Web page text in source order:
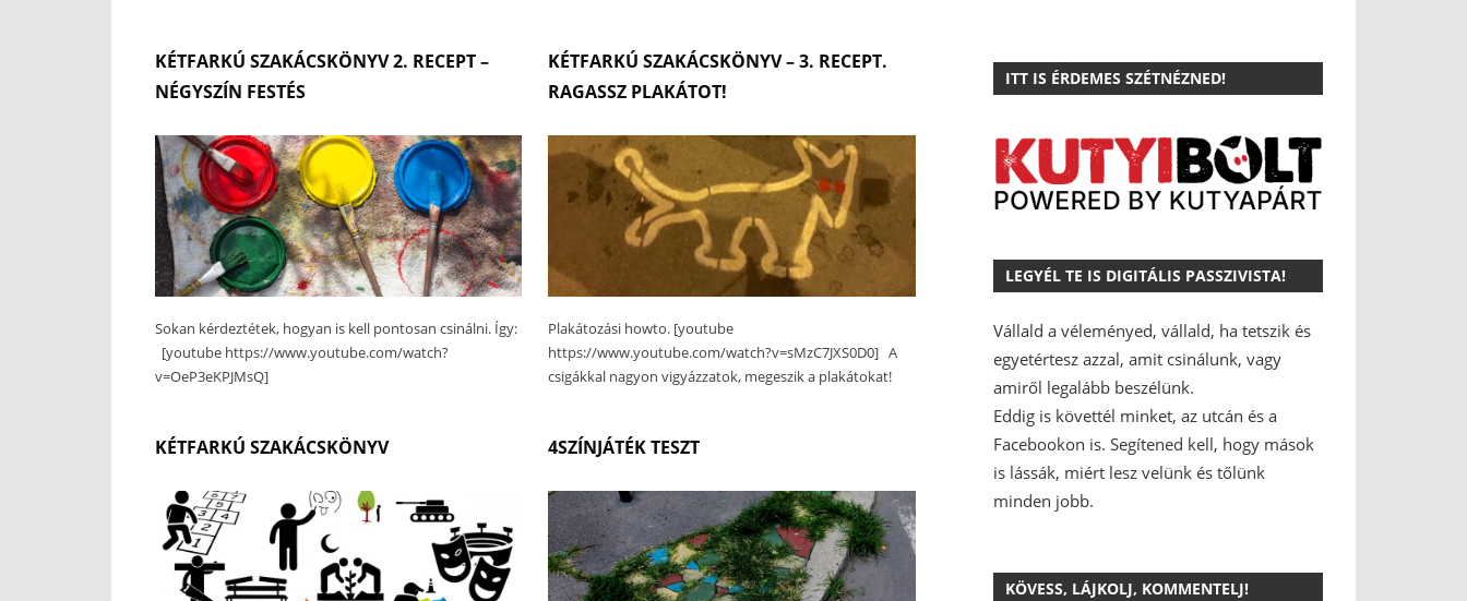
KÉTFARKÚ SZAKÁCSKÖNYV 2. RECEPT –
NÉGYSZÍN FESTÉS
Sokan kérdeztétek, hogyan is kell pontosan csinálni. Így:
[youtube https://www.youtube.com/watch?
v=OeP3eKPJMsQ]
KÉTFARKÚ SZAKÁCSKÖNYV – 3. RECEPT.
RAGASSZ PLAKÁTOT!
Plakátozási howto. [youtube
https://www.youtube.com/watch?v=sMzC7JXS0D0] A
csigákkal nagyon vigyázzatok, megeszik a plakátokat!
KÉTFARKÚ SZAKÁCSKÖNYV 4SZÍNJÁTÉK TESZT
ITT IS ÉRDEMES SZÉTNÉZNED!
LEGYÉL TE IS DIGITÁLIS PASSZIVISTA!
Vállald a véleményed, vállald, ha tetszik és
egyetértesz azzal, amit csinálunk, vagy
amiről legalább beszélünk.
Eddig is követtél minket, az utcán és a
Facebookon is. Segítened kell, hogy mások
is lássák, miért lesz velünk és tőlünk
minden jobb.
KÖVESS, LÁJKOLJ, KOMMENTELJ!